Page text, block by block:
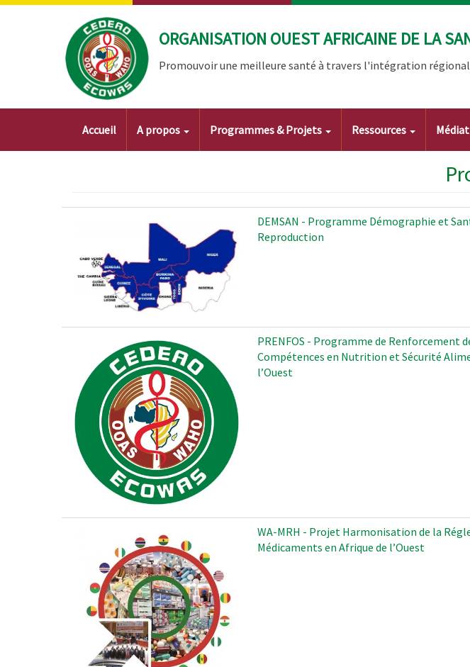
Aller
ORGANISATION OUEST AFRICAINE DE LA
Promouvoir une meilleure santé à travers l'intégration
Main
navigation
Accueil A propos Programmes & Projets Ressources
DEMSAN - Programme Démographie et
Reproduction
PRENFOS - Programme de Renforcement
Compétences en Nutrition et Sécurité
l’Ouest
WA-MRH - Projet Harmonisation de la
Médicaments en Afrique de l’Ouest